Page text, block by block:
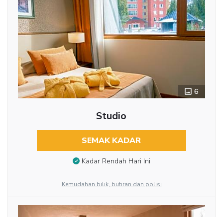
6
Studio
SEMAK KADAR
Kadar Rendah Hari Ini
Kemudahan bilik, butiran dan polisi